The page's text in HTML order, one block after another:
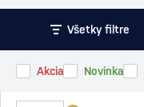
Všetky filtre
Akcia Novinka